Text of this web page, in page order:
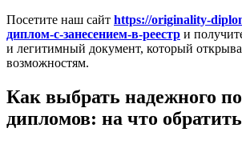
Посетите наш сайт https://originality-
диплом-с-занесением-в-реестр и
и легитимный документ, который
возможностям.
Как выбрать надежного
дипломов: на что